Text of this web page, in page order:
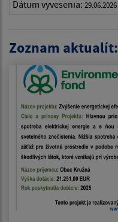
Dátum vyvesenia: 29.06.2026
Zoznam aktualít: